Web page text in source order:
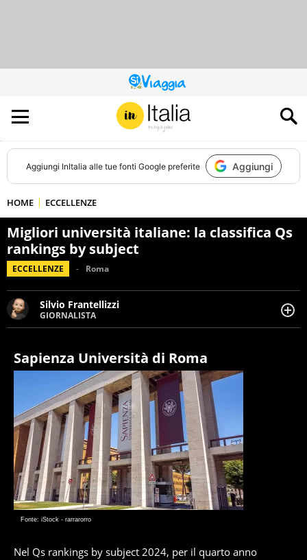
QUESTO
SITO
CONTRIBUISCE
ALL’AUDIENCE
DI
Aggiungi InItalia alle tue fonti Google preferite Aggiungi
HOME ECCELLENZE
Migliori università italiane: la classifica Qs
rankings by subject
ECCELLENZE Roma
Silvio Frantellizzi
GIORNALISTA
Giornalista pubblicista. Da oltre dieci anni si occupa di
cronaca, motori, spettacolo e videogame.
Sapienza Università di Roma
Fonte: iStock - rarrarorro
Nel Qs rankings by subject 2024, per il quarto anno